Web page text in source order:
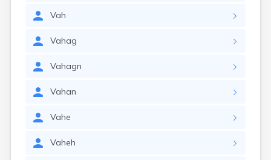
Vah
Vahag
Vahagn
Vahan
Vahe
Vaheh